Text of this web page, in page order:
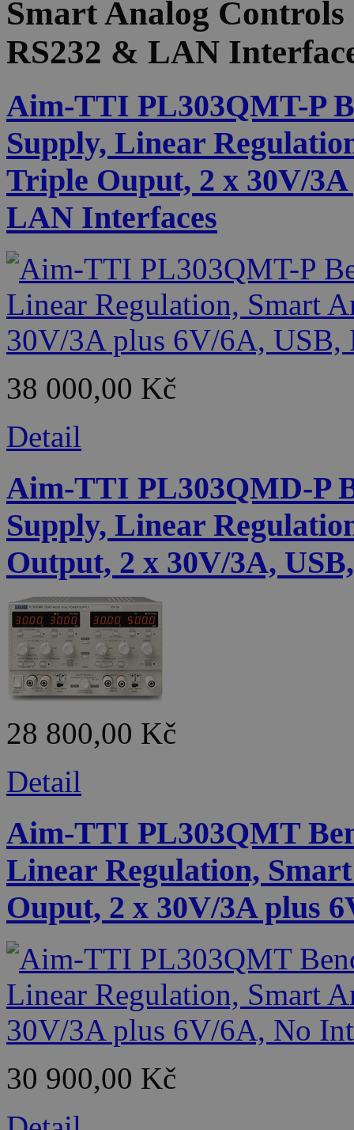
Smart Analog
RS232 & LAN
Aim-TTI PL303QMT-P
Supply, Linear
Triple Ouput, 2 x 30V/
LAN Interfaces
38 000,00 Kč
Detail
Aim-TTI PL303QMD-P
Supply, Linear
Output, 2 x 30V/3A,
28 800,00 Kč
Detail
Aim-TTI PL303QMT
Linear Regulation,
Ouput, 2 x 30V/3A plus
30 900,00 Kč